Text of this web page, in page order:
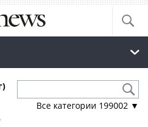
Все категории 199002 ▼